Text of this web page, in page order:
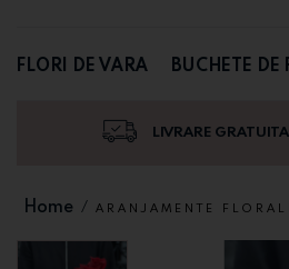
FLORI DE VARA BUCHETE DE
LIVRARE GRATUITA
Home / ARANJAMENTE